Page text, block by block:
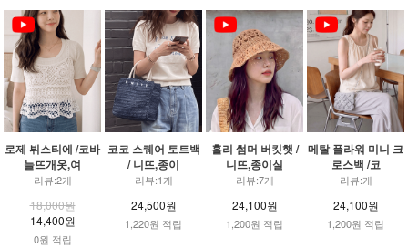
로제 뷔스티에 /코바
늘뜨개옷,여
리뷰:2개
18,000원
14,400원
0원 적립
코코 스퀘어 토트백
/ 니뜨,종이
리뷰:1개
24,500원
1,220원 적립
홀리 썸머 버킷햇 /
니뜨,종이실
리뷰:7개
24,100원
1,200원 적립
메탈 플라워 미니 크
로스백 /코
리뷰:개
24,100원
1,200원 적립